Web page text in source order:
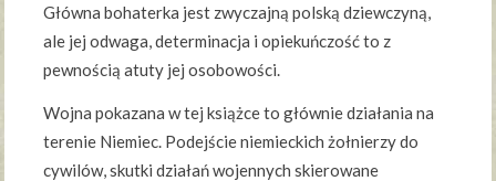
Główna bohaterka jest zwyczajną polską dziewczyną,
ale jej odwaga, determinacja i opiekuńczość to z
pewnością atuty jej osobowości.
Wojna pokazana w tej książce to głównie działania na
terenie Niemiec. Podejście niemieckich żołnierzy do
cywilów, skutki działań wojennych skierowane